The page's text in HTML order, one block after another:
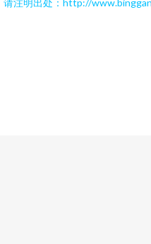
请注明出处：http://